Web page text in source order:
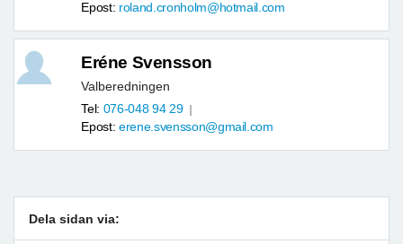
Epost: roland.cronholm@hotmail.com
Eréne Svensson
Valberedningen
Tel: 076-048 94 29
Epost: erene.svensson@gmail.com
Dela sidan via: